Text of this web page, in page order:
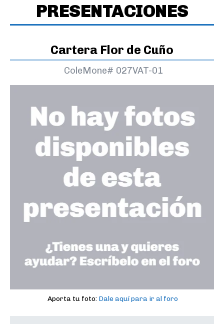
PRESENTACIONES
Cartera Flor de Cuño
ColeMone# 027VAT-01
Aporta tu foto: Dale aquí para ir al foro